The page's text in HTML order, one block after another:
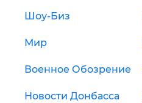
Шоу-Биз
Мир
Военное Обозрение
Новости Донбасса